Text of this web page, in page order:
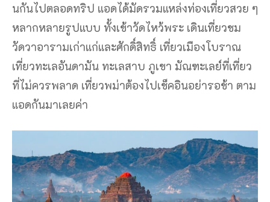
นกันไปตลอดทริป แอดได้มัดรวมแหล่งท่องเที่ยวสวย ๆ
หลากหลายรูปแบบ ทั้งเข้าวัดไหว้พระ เดินเที่ยวชม
วัดวาอารามเก่าแก่และศักดิ์สิทธิ์ เที่ยวเมืองโบราณ
เที่ยวทะเลอันดามัน ทะเลสาบ ภูเขา มัณฑะเลย์ที่เที่ยว
ที่ไม่ควรพลาด เที่ยวพม่าต้องไปเช็คอินอย่ารอช้า ตาม
แอดกันมาเลยค่า